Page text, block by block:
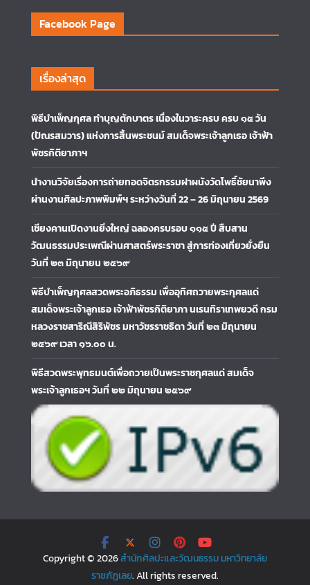
Facebook Page
เรื่องล่าสุด
พิธีบำเพ็ญกุศล ทำบุญตักบาตร เนื่องในวาระครบ ครบ ๑๕ วัน
(ปัณรสมวาร) แห่งการสิ้นพระชนม์ สมเด็จพระเจ้าลูกเธอ เจ้าฟ้า
พัชรกิติยาภาฯ
นำงานวิจัยเรื่องการถ่ายทอดจิตรกรรมฝาผนังวัดโพธิ์ชัยนาพึง
ผ่านงานศิลปะภาพพิมพ์ฯ ระหว่างวันที่ 22 – 26 มิถุนายน 2569
เชียงคานเปิดงานยิ่งใหญ่ ฉลองครบรอบ ๑๑๕ ปี สืบสาน
วัฒนธรรมประเพณีผ่านศาสตร์พระราชา สู่การท่องเที่ยวยั่งยืน
วันที่ ๒๓ มิถุนายน ๒๕๖๙
พิธีบำเพ็ญกุศลสวดพระอภิธรรม เพื่ออุทิศถวายพระกุศลแด่
สมเด็จพระเจ้าลูกเธอ เจ้าฟ้าพัชรกิติยาภา นเรนทิราเทพยวดี กรม
หลวงราชสาริณีสิริพัชร มหาวัชรราชธิดา วันที่ ๒๓ มิถุนายน
๒๕๖๙ เวลา ๑๖.๐๐ น.
พิธีสวดพระพุทธมนต์เพื่อถวายเป็นพระราชกุศลแด่ สมเด็จ
พระเจ้าลูกเธอฯ วันที่ ๒๒ มิถุนายน ๒๕๖๙
Copyright © 2026สำนักศิลปะและวัฒนธรรม มหาวิทยาลัย
ราชภัฏเลย. All rights reserved.